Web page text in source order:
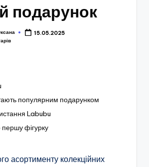
подарунок
15.05.2025
популярним подарунком
Labubu
фігурку
асортименту колекційних